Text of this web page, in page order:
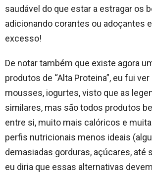
saudável do que estar a estragar os
adicionando corantes ou adoçantes
excesso!
De notar também que existe agora
produtos de “Alta Proteina”, eu fui
mousses, iogurtes, visto que as
similares, mas são todos produtos
entre si, muito mais calóricos e
perfis nutricionais menos ideais
demasiadas gorduras, açúcares, até
eu diria que essas alternativas